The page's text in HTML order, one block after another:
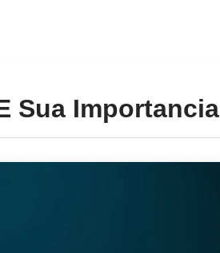
Sua Importancia